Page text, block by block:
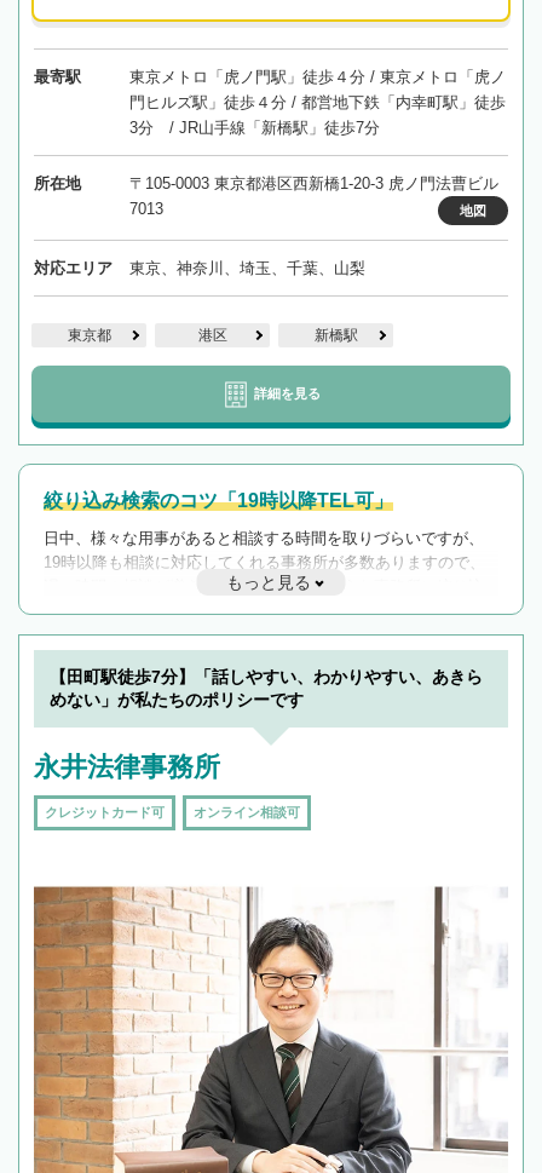
最寄駅
東京メトロ「虎ノ門駅」徒歩４分 / 東京メトロ「虎ノ
門ヒルズ駅」徒歩４分 / 都営地下鉄「内幸町駅」徒歩
3分 / JR山手線「新橋駅」徒歩7分
所在地
〒105-0003 東京都港区西新橋1-20-3 虎ノ門法曹ビル
7013
地図
対応エリア 東京、神奈川、埼玉、千葉、山梨
東京都 港区 新橋駅
詳細を見る
絞り込み検索のコツ「19時以降TEL可」
日中、様々な用事があると相談する時間を取りづらいですが、
19時以降も相談に対応してくれる事務所が多数ありますので、
遅い時間の相談が増えそうな場合はそのような事務所に絞り込
んで検索してみましょう。
19時以降TEL可の条件
を加えて再検索
もっと見る
【田町駅徒歩7分】「話しやすい、わかりやすい、あきら
めない」が私たちのポリシーです
永井法律事務所
クレジットカード可 オンライン相談可